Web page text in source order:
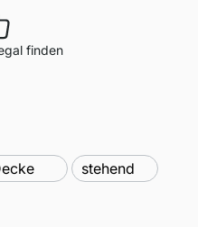
finden
stehend